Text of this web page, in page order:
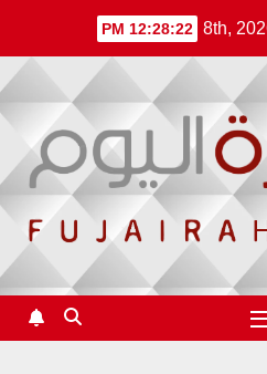
12:28:23 PM